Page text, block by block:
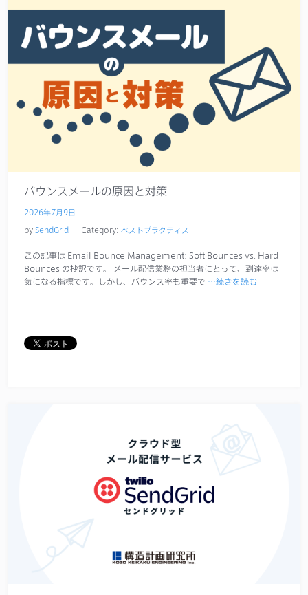
バウンスメールの原因と対策
2026年7月9日
by SendGrid Category: ベストプラクティス
この記事は Email Bounce Management: Soft Bounces vs. Hard
Bounces の抄訳です。 メール配信業務の担当者にとって、到達率は
気になる指標です。しかし、バウンス率も重要で …続きを読む